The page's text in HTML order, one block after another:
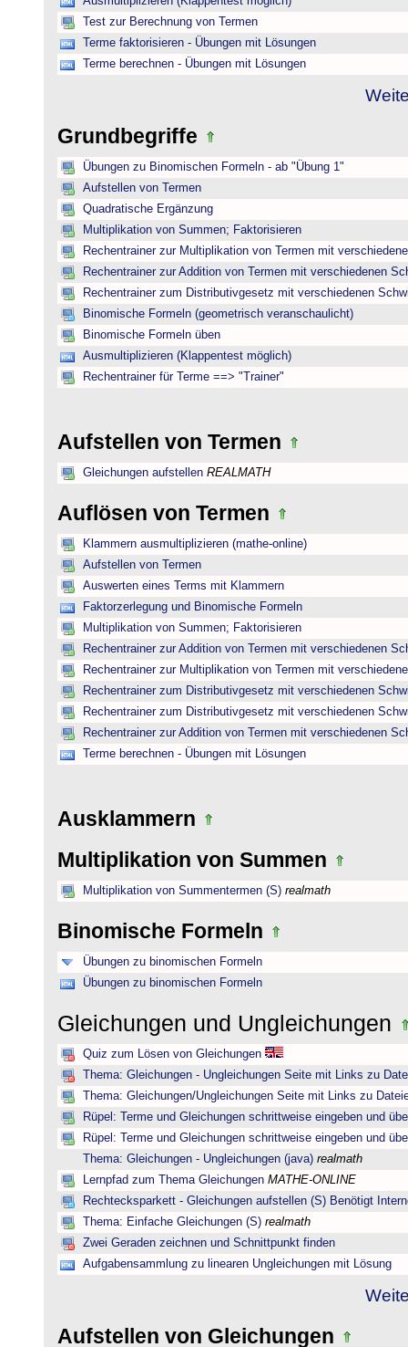
Test zur Berechnung von Termen
Terme faktorisieren - Übungen mit Lösungen
Terme berechnen - Übungen mit Lösungen
Grundbegriffe
Übungen zu Binomischen Formeln - ab "Übung 1"
Aufstellen von Termen
Quadratische Ergänzung
Multiplikation von Summen; Faktorisieren
Rechentrainer zur Multiplikation von Termen mit
Rechentrainer zur Addition von Termen mit verschiedenen
Rechentrainer zum Distributivgesetz mit verschiedenen
Binomische Formeln (geometrisch veranschaulicht)
Binomische Formeln üben
Ausmultiplizieren (Klappentest möglich)
Rechentrainer für Terme ==> "Trainer"
Aufstellen von Termen
Gleichungen aufstellen REALMATH
Auflösen von Termen
Klammern ausmultiplizieren (mathe-online)
Aufstellen von Termen
Auswerten eines Terms mit Klammern
Faktorzerlegung und Binomische Formeln
Multiplikation von Summen; Faktorisieren
Rechentrainer zur Addition von Termen mit verschiedenen
Rechentrainer zur Multiplikation von Termen mit
Rechentrainer zum Distributivgesetz mit verschiedenen
Rechentrainer zum Distributivgesetz mit verschiedenen
Rechentrainer zur Addition von Termen mit verschiedenen
Terme berechnen - Übungen mit Lösungen
Ausklammern
Multiplikation von Summen
Multiplikation von Summentermen (S) realmath
Binomische Formeln
Übungen zu binomischen Formeln
Übungen zu binomischen Formeln
Gleichungen und Ungleichungen
Quiz zum Lösen von Gleichungen
Thema: Gleichungen - Ungleichungen Seite mit Links zu
Thema: Gleichungen/Ungleichungen Seite mit Links zu
Rüpel: Terme und Gleichungen schrittweise eingeben und
Rüpel: Terme und Gleichungen schrittweise eingeben und
Thema: Gleichungen - Ungleichungen (java) realmath
Lernpfad zum Thema Gleichungen MATHE-ONLINE
Rechtecksparkett - Gleichungen aufstellen (S) Benötigt
Thema: Einfache Gleichungen (S) realmath
Zwei Geraden zeichnen und Schnittpunkt finden
Aufgabensammlung zu linearen Ungleichungen mit Lösung
Aufstellen von Gleichungen